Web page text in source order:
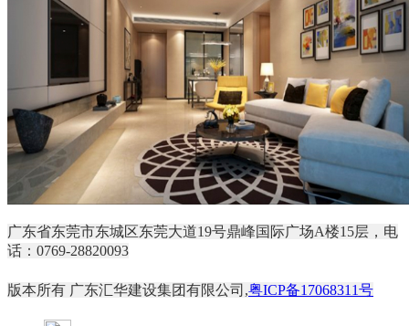
广东省东莞市东城区东莞大道19号鼎峰国际广场A楼15层，电
话：0769-28820093
版本所有 广东汇华建设集团有限公司,粤ICP备17068311号